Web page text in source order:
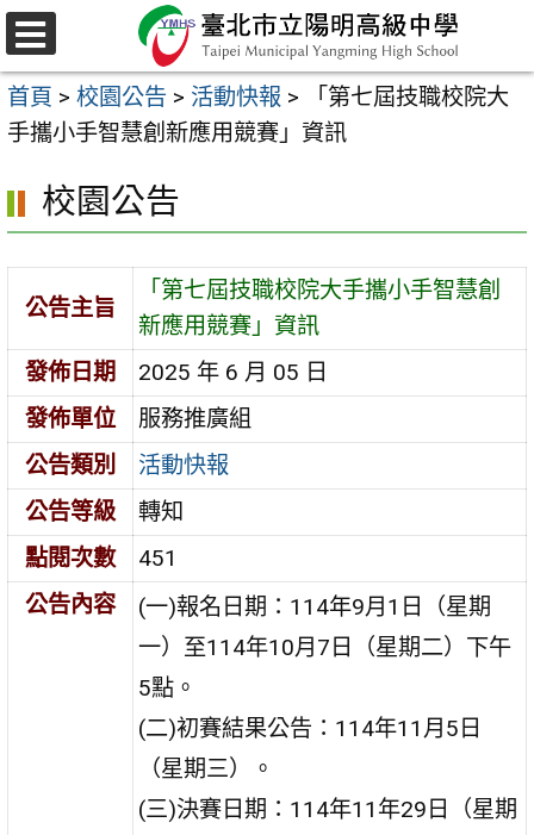
跳
至
主
要
容
區
選
單
首頁 > 校園公告 > 活動快報 >
「第七屆技職校院大
手攜小手智慧創新應用競賽」資訊
校園公告
公告主旨
「第七屆技職校院大手攜小手智慧創
新應用競賽」資訊
發佈日期
2025 年 6 月 05 日
發佈單位
服務推廣組
公告類別
活動快報
公告等級
轉知
點閱次數
451
公告內容
(一)報名日期：114年9月1日（星期
一）至114年10月7日（星期二）下午
5點。
(二)初賽結果公告：114年11月5日
（星期三）。
(三)決賽日期：114年11年29日（星期